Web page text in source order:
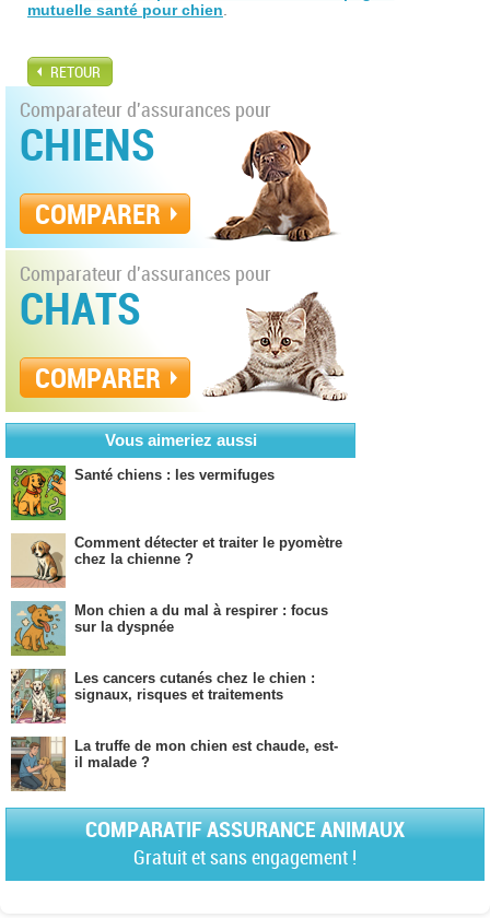
mutuelle santé pour chien
RETOUR
Comparateur d'assurances pour
CHIENS
COMPARER
Comparateur d'assurances pour
CHATS
COMPARER
Vous aimeriez aussi
Santé chiens : les vermifuges
Comment détecter et traiter le pyomètre
chez la chienne ?
Mon chien a du mal à respirer : focus
sur la dyspnée
Les cancers cutanés chez le chien :
signaux, risques et traitements
La truffe de mon chien est chaude, est-
il malade ?
COMPARATIF ASSURANCE ANIMAUX
Gratuit et sans engagement !